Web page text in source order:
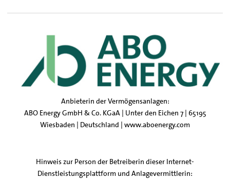
Anbieterin der Vermögensanlagen:
ABO Energy GmbH & Co. KGaA | Unter den Eichen 7 | 65195
Wiesbaden | Deutschland | www.aboenergy.com
Hinweis zur Person der Betreiberin dieser Internet-
Dienstleistungsplattform und Anlagevermittlerin: